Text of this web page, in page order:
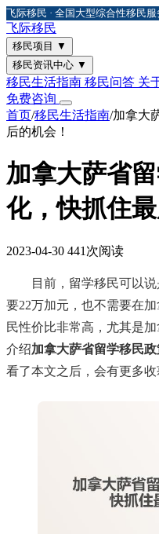
飞际移民 · 全国大型综合性移民服
飞际移民
移民项目 ▼
移民资讯中心 ▼
移民生活指南 移民问答 关
免费咨询
首页/移民生活指南/加拿大
后的机会！
加拿大萨省
化，快抓住最
2023-04-30 441次阅读
目前，留学移民可以说
要22万加元，也不需要在
民性价比非常高，尤其是
介绍加拿大萨省留学移民
看了本文之后，会有更多收